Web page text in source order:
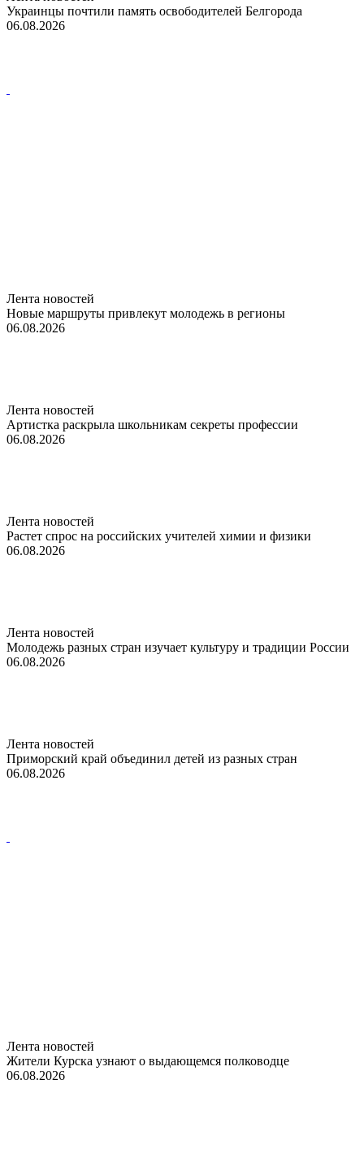
Украинцы почтили память освободителей Белгорода
06.08.2026
Лента новостей
Новые маршруты привлекут молодежь в регионы
06.08.2026
Лента новостей
Артистка раскрыла школьникам секреты профессии
06.08.2026
Лента новостей
Растет спрос на российских учителей химии и физики
06.08.2026
Лента новостей
Молодежь разных стран изучает культуру и традиции России
06.08.2026
Лента новостей
Приморский край объединил детей из разных стран
06.08.2026
Лента новостей
Жители Курска узнают о выдающемся полководце
06.08.2026